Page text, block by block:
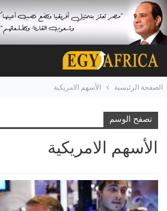
الصفحة الرئيسية الأسهم الامريكية
تصفح الوسم
الأسهم الامريكية